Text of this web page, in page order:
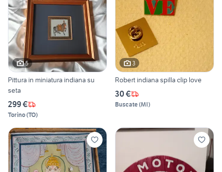
5
Pittura in miniatura indiana su
seta
299 €
Torino(TO)
3
Robert indiana spilla clip love
30 €
Buscate(MI)